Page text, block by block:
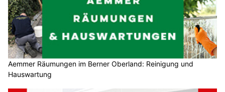
Aemmer Räumungen im Berner Oberland: Reinigung und
Hauswartung